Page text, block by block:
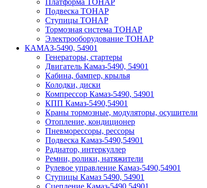
Платформа ТОНАР
Подвеска ТОНАР
Ступицы ТОНАР
Тормозная система ТОНАР
Электрооборудование ТОНАР
КАМАЗ-5490, 54901
Генераторы, стартеры
Двигатель Камаз-5490, 54901
Кабина, бампер, крылья
Колодки, диски
Компрессор Камаз-5490, 54901
КПП Камаз-5490,54901
Краны тормозные, модуляторы, осушители
Отопление, кондиционер
Пневморессоры, рессоры
Подвеска Камаз-5490,54901
Радиатор, интеркуллер
Ремни, ролики, натяжители
Рулевое управление Камаз-5490,54901
Ступицы Камаз 5490, 54901
Сцепление Камаз-5490,54901